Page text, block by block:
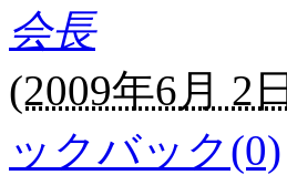
会長
(2009年6月 2
ックバック(0)